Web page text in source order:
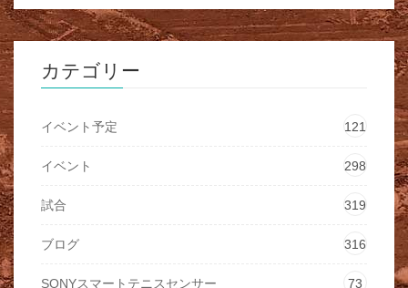
カテゴリー
イベント予定 121
イベント 298
試合 319
ブログ 316
SONYスマートテニスセンサー 73